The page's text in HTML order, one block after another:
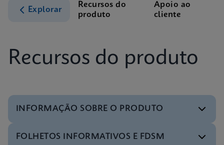
Explorar
Recursos do
produto
Apoio ao
cliente
Recursos do produto
INFORMAÇÃO SOBRE O PRODUTO
Folheto
FOLHETOS INFORMATIVOS E FDSM